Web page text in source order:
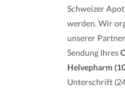
Schweizer
werden. Wir
unserer
Sendung Ihres
Helvepharm
Unterschrift